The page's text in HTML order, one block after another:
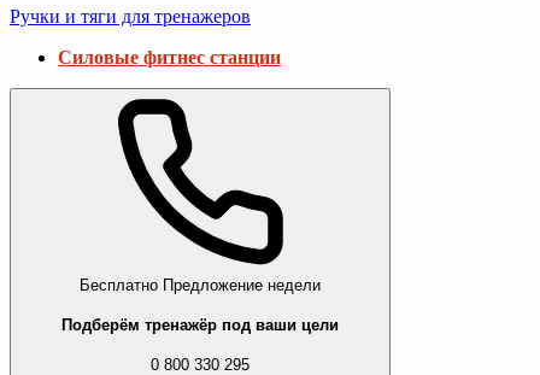
Ручки и тяги для тренажеров
Силовые фитнес станции
Бесплатно Предложение недели
Подберём тренажёр под ваши цели
0 800 330 295